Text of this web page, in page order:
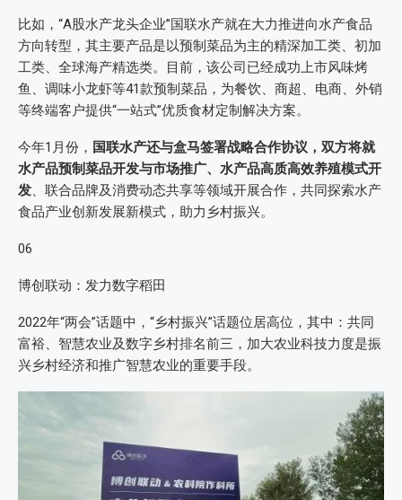
比如，“A股水产龙头企业”国联水产就在大力推进向水产食品
方向转型，其主要产品是以预制菜品为主的精深加工类、初加
工类、全球海产精选类。目前，该公司已经成功上市风味烤
鱼、调味小龙虾等41款预制菜品，为餐饮、商超、电商、外销
等终端客户提供“一站式”优质食材定制解决方案。
今年1月份， 国联水产还与盒马签署战略合作协议，双方将就
水产品预制菜品开发与市场推广、水产品高质高效养殖模式开
发、联合品牌及消费动态共享等领域开展合作，共同探索水产
食品产业创新发展新模式，助力乡村振兴。
06
博创联动：发力数字稻田
2022年“两会”话题中，“乡村振兴”话题位居高位，其中：共同
富裕、智慧农业及数字乡村排名前三，加大农业科技力度是振
兴乡村经济和推广智慧农业的重要手段。